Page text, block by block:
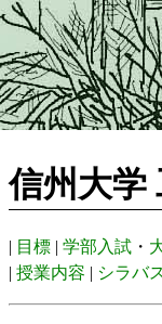
信州大学
| 目標 | 学部入試 ・
| 授業内容 | シラバ